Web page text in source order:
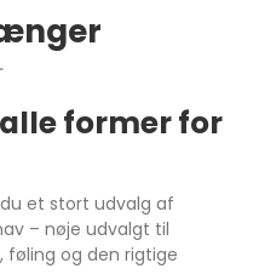
former for
et stort udvalg af
– nøje udvalgt til
føling og den rigtige